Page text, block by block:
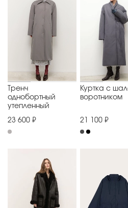
Тренч
однобортный
утепленный
23 600 ₽
Куртка с
воротником
21 100 ₽